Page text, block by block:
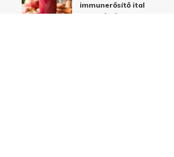
immunerősítő ital
receptje és